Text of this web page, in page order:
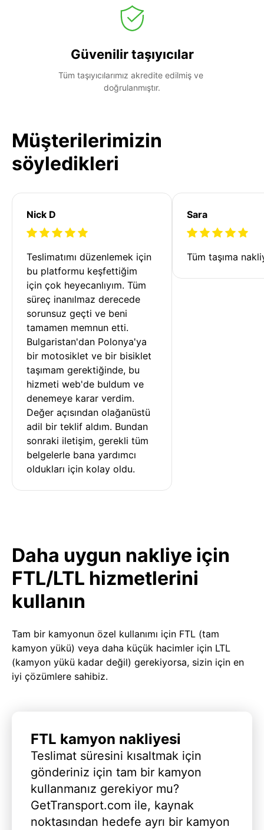
Güvenilir taşıyıcılar
Tüm taşıyıcılarımız akredite edilmiş ve
doğrulanmıştır.
Müşterilerimizin
söyledikleri
Nick D
Teslimatımı düzenlemek için
bu platformu keşfettiğim
için çok heyecanlıyım. Tüm
süreç inanılmaz derecede
sorunsuz geçti ve beni
tamamen memnun etti.
Bulgaristan'dan Polonya'ya
bir motosiklet ve bir bisiklet
taşımam gerektiğinde, bu
hizmeti web'de buldum ve
denemeye karar verdim.
Değer açısından olağanüstü
adil bir teklif aldım. Bundan
sonraki iletişim, gerekli tüm
belgelerle bana yardımcı
oldukları için kolay oldu.
Sara
Tüm taşıma
Daha uygun nakliye için
FTL/LTL hizmetlerini
kullanın
Tam bir kamyonun özel kullanımı için FTL (tam
kamyon yükü) veya daha küçük hacimler için LTL
(kamyon yükü kadar değil) gerekiyorsa, sizin için en
iyi çözümlere sahibiz.
FTL kamyon nakliyesi
Teslimat süresini kısaltmak için
gönderiniz için tam bir kamyon
kullanmanız gerekiyor mu?
GetTransport.com ile, kaynak
noktasından hedefe ayrı bir kamyon